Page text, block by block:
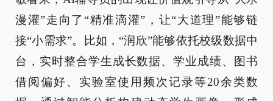
漫灌”走向了“精准滴灌”，让“大道理”能够链
接“小需求”。比如，“润欣”能够依托校级数据中
台，实时整合学生成长数据、学业成绩、图书
借阅偏好、实验室使用频次记录等20余类数